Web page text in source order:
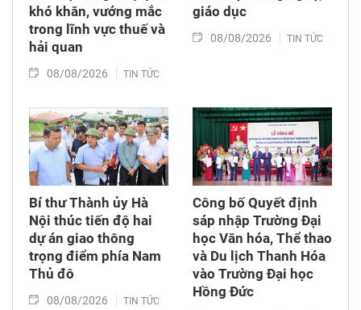
khó khăn, vướng mắc
trong lĩnh vực thuế và
hải quan
08/08/2026 TIN TỨC
giáo dục
08/08/2026 TIN TỨC
Bí thư Thành ủy Hà
Nội thúc tiến độ hai
dự án giao thông
trọng điểm phía Nam
Thủ đô
08/08/2026 TIN TỨC
Công bố Quyết định
sáp nhập Trường Đại
học Văn hóa, Thể thao
và Du lịch Thanh Hóa
vào Trường Đại học
Hồng Đức